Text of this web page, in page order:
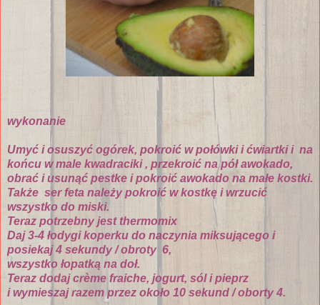
wykonanie
Umyć i osuszyć ogórek, pokroić w połówki i ćwiartki i na
końcu w male kwadraciki , przekroić na pół awokado,
obrać i usunąć pestke i pokroić awokado na małe kostki.
Także ser feta należy pokroić w kostkę i wrzucić
wszystko do miski.
Teraz potrzebny jest thermomix
Daj 3-4 łodygi koperku do naczynia miksującego i
posiekaj 4 sekundy / obroty 6,
wszystko łopatką na doł.
Teraz dodaj crème fraiche, jogurt, sól i pieprz
i wymieszaj razem przez około 10 sekund / oborty 4.